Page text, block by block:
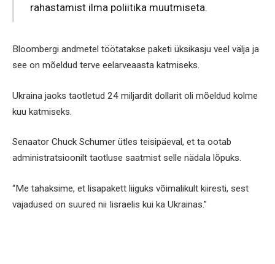
rahastamist ilma poliitika muutmiseta.
Bloombergi andmetel töötatakse paketi üksikasju veel välja ja
see on mõeldud terve eelarveaasta katmiseks.
Ukraina jaoks taotletud 24 miljardit dollarit oli mõeldud kolme
kuu katmiseks.
Senaator Chuck Schumer ütles teisipäeval, et ta ootab
administratsioonilt taotluse saatmist selle nädala lõpuks.
“Me tahaksime, et lisapakett liiguks võimalikult kiiresti, sest
vajadused on suured nii Iisraelis kui ka Ukrainas.”